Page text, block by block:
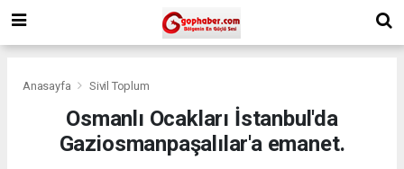
Anasayfa Sivil Toplum
Osmanlı Ocakları İstanbul'da
Gaziosmanpaşalılar'a emanet.